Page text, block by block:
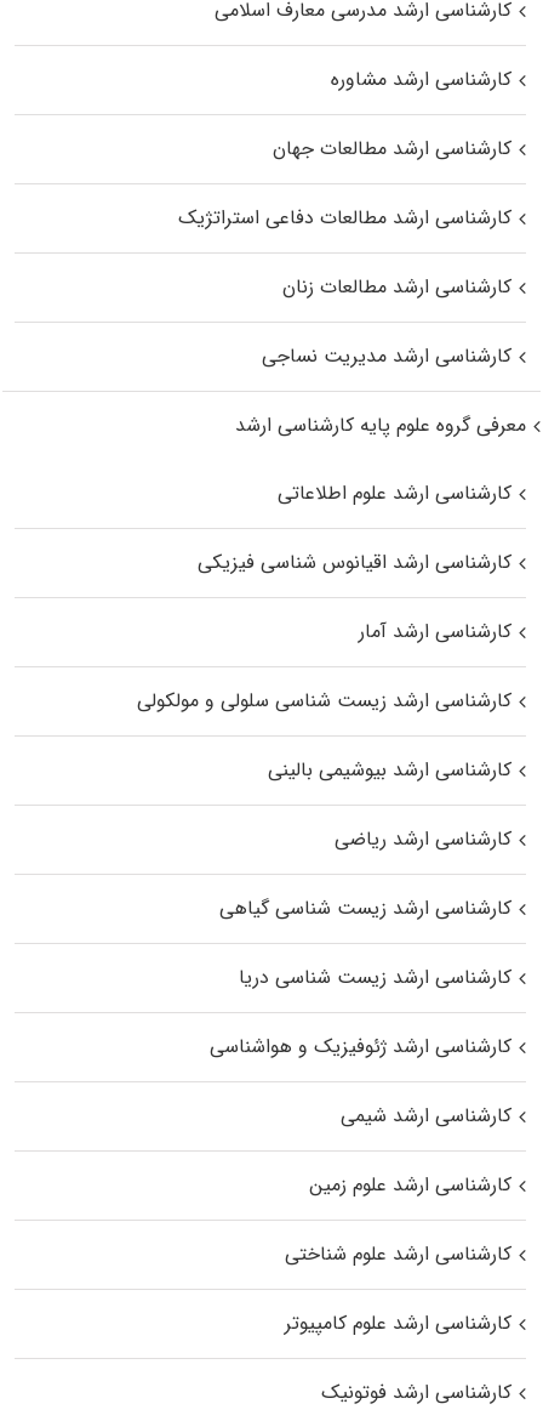
کارشناسی ارشد مدرسی معارف اسلامی
کارشناسی ارشد مشاوره
کارشناسی ارشد مطالعات جهان
کارشناسی ارشد مطالعات دفاعی استراتژیک
کارشناسی ارشد مطالعات زنان
کارشناسی ارشد مدیریت نساجی
معرفی گروه علوم پایه کارشناسی ارشد
کارشناسی ارشد علوم اطلاعاتی
کارشناسی ارشد اقیانوس‌ شناسی فیزیکی
کارشناسی ارشد آمار
کارشناسی ارشد زیست شناسی سلولی و مولکولی
کارشناسی ارشد بیوشیمی بالینی
کارشناسی ارشد ریاضی
کارشناسی ارشد زیست‌ شناسی گیاهی
کارشناسی ارشد زیست‌ شناسی دریا
کارشناسی ارشد ژئوفیزیک و هواشناسی
کارشناسی ارشد شیمی
کارشناسی ارشد علوم زمین
کارشناسی ارشد علوم شناختی
کارشناسی ارشد علوم کامپیوتر
کارشناسی ارشد فوتونیک